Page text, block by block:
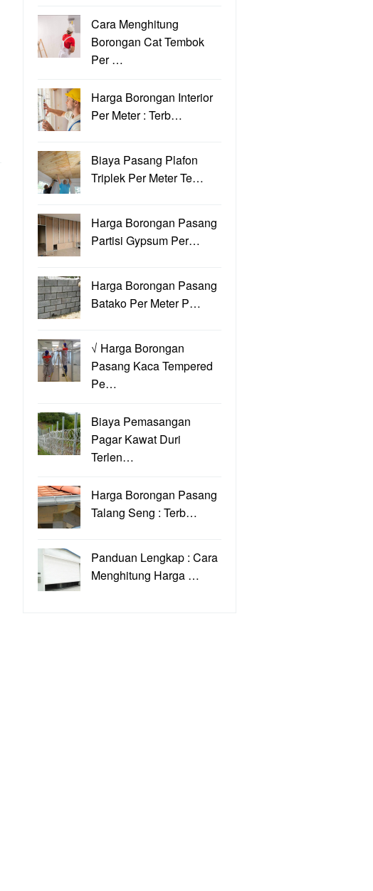
Cara Menghitung
Borongan Cat Tembok
Per …
Harga Borongan Interior
Per Meter : Terb…
Biaya Pasang Plafon
Triplek Per Meter Te…
Harga Borongan Pasang
Partisi Gypsum Per…
Harga Borongan Pasang
Batako Per Meter P…
√ Harga Borongan
Pasang Kaca Tempered
Pe…
Biaya Pemasangan
Pagar Kawat Duri
Terlen…
Harga Borongan Pasang
Talang Seng : Terb…
Panduan Lengkap : Cara
Menghitung Harga …